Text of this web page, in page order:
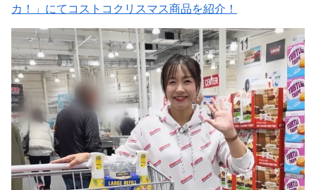
カ！」にてコストコクリスマス商品を紹介！